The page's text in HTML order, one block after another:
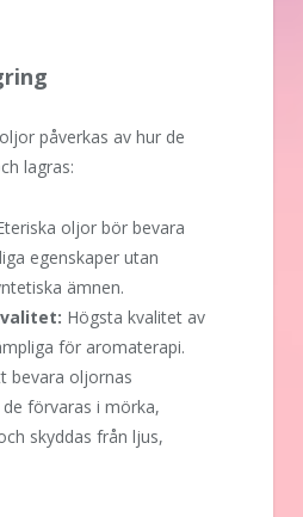
påverkas av hur de
lagras:
oljor bör bevara
egenskaper utan
ämnen.
Högsta kvalitet av
för aromaterapi.
bevara oljornas
förvaras i mörka,
skyddas från ljus,